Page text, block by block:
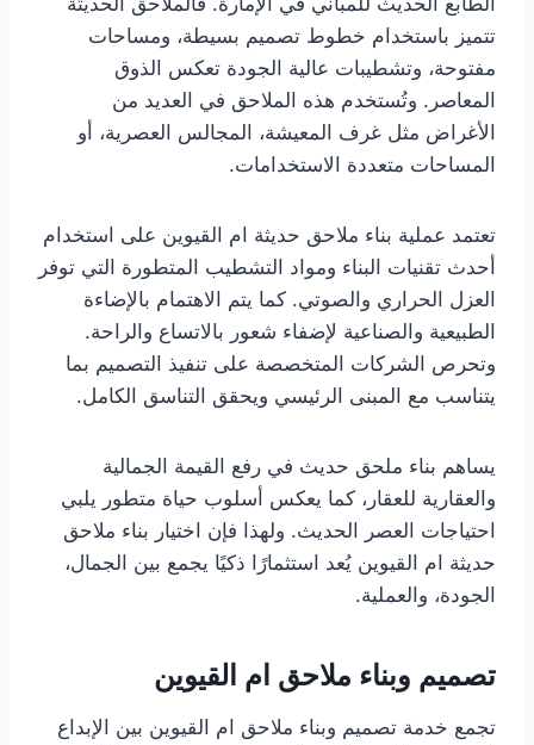
تتميز باستخدام خطوط تصميم بسيطة، ومساحات
مفتوحة، وتشطيبات عالية الجودة تعكس الذوق
المعاصر. وتُستخدم هذه الملاحق في العديد من
الأغراض مثل غرف المعيشة، المجالس العصرية، أو
المساحات متعددة الاستخدامات.
تعتمد عملية بناء ملاحق حديثة ام القيوين على استخدام
أحدث تقنيات البناء ومواد التشطيب المتطورة التي توفر
العزل الحراري والصوتي. كما يتم الاهتمام بالإضاءة
الطبيعية والصناعية لإضفاء شعور بالاتساع والراحة.
وتحرص الشركات المتخصصة على تنفيذ التصميم بما
يتناسب مع المبنى الرئيسي ويحقق التناسق الكامل.
يساهم بناء ملحق حديث في رفع القيمة الجمالية
والعقارية للعقار، كما يعكس أسلوب حياة متطور يلبي
احتياجات العصر الحديث. ولهذا فإن اختيار بناء ملاحق
حديثة ام القيوين يُعد استثمارًا ذكيًا يجمع بين الجمال،
الجودة، والعملية.
تصميم وبناء ملاحق ام القيوين
تجمع خدمة تصميم وبناء ملاحق ام القيوين بين الإبداع